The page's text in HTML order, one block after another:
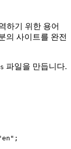
하기 위한 용어
의 사이트를 완전
파일을 만듭니다.
en " ;